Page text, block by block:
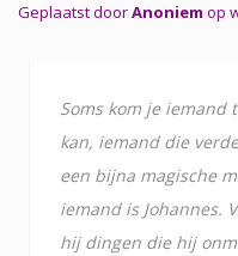
Geplaatst doorAnoniem op
Soms kom je iemand
kan, iemand die
een bijna magische
iemand is Johannes.
hij dingen die hij